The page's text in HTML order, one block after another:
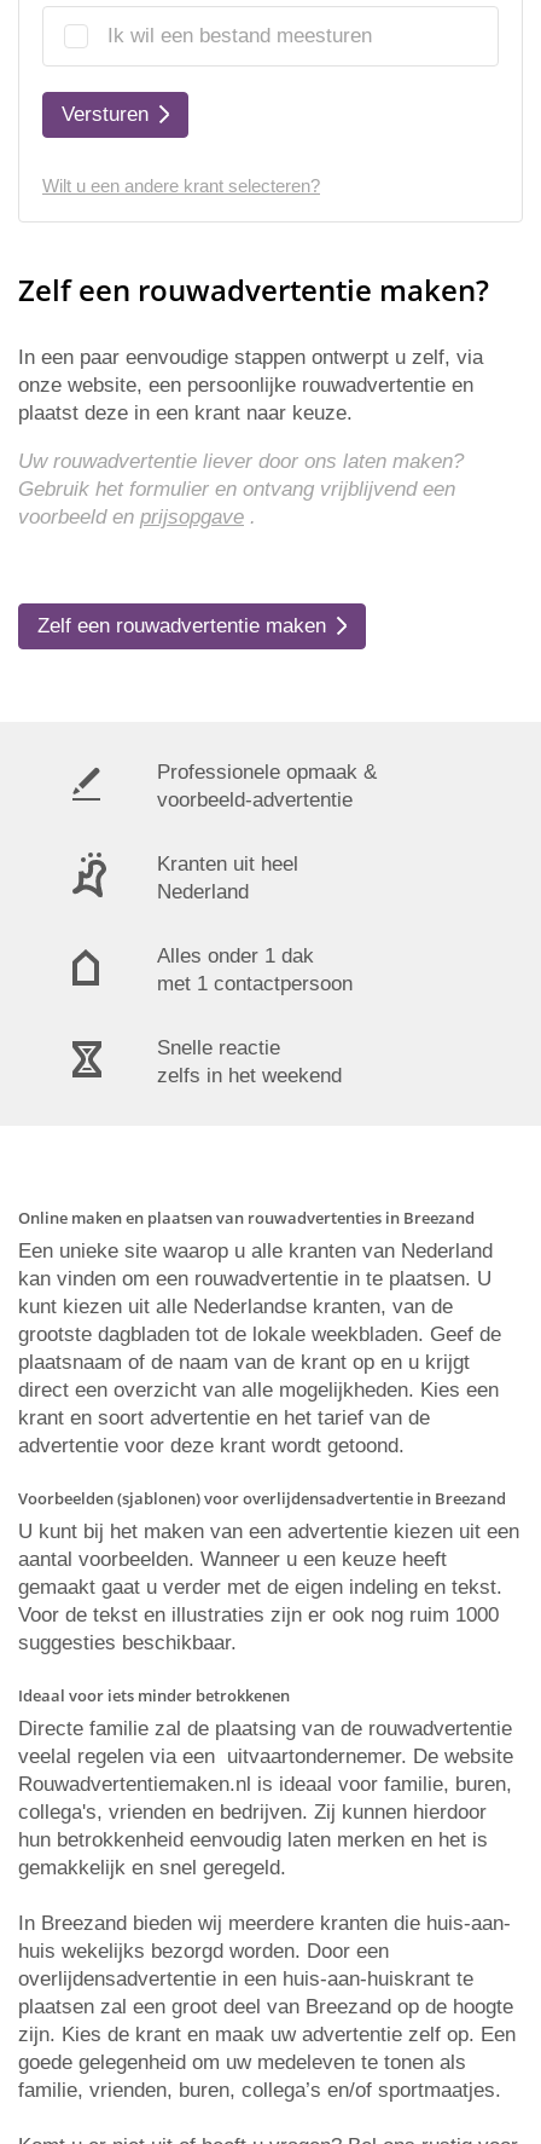
Ik wil een bestand meesturen
Versturen
Wilt u een andere krant selecteren?
Zelf een rouwadvertentie maken?
In een paar eenvoudige stappen ontwerpt u zelf, via
onze website, een persoonlijke rouwadvertentie en
plaatst deze in een krant naar keuze.
Uw rouwadvertentie liever door ons laten maken?
Gebruik het formulier en ontvang vrijblijvend een
voorbeeld en prijsopgave .
Zelf een rouwadvertentie maken
Professionele opmaak &
voorbeeld-advertentie
Kranten uit heel
Nederland
Alles onder 1 dak
met 1 contactpersoon
Snelle reactie
zelfs in het weekend
Online maken en plaatsen van rouwadvertenties in Breezand
Een unieke site waarop u alle kranten van Nederland
kan vinden om een rouwadvertentie in te plaatsen. U
kunt kiezen uit alle Nederlandse kranten, van de
grootste dagbladen tot de lokale weekbladen. Geef de
plaatsnaam of de naam van de krant op en u krijgt
direct een overzicht van alle mogelijkheden. Kies een
krant en soort advertentie en het tarief van de
advertentie voor deze krant wordt getoond.
Voorbeelden (sjablonen) voor overlijdensadvertentie in Breezand
U kunt bij het maken van een advertentie kiezen uit een
aantal voorbeelden. Wanneer u een keuze heeft
gemaakt gaat u verder met de eigen indeling en tekst.
Voor de tekst en illustraties zijn er ook nog ruim 1000
suggesties beschikbaar.
Ideaal voor iets minder betrokkenen
Directe familie zal de plaatsing van de rouwadvertentie
veelal regelen via een uitvaartondernemer. De website
Rouwadvertentiemaken.nl is ideaal voor familie, buren,
collega's, vrienden en bedrijven. Zij kunnen hierdoor
hun betrokkenheid eenvoudig laten merken en het is
gemakkelijk en snel geregeld.
In Breezand bieden wij meerdere kranten die huis-aan-
huis wekelijks bezorgd worden. Door een
overlijdensadvertentie in een huis-aan-huiskrant te
plaatsen zal een groot deel van Breezand op de hoogte
zijn. Kies de krant en maak uw advertentie zelf op. Een
goede gelegenheid om uw medeleven te tonen als
familie, vrienden, buren, collega’s en/of sportmaatjes.